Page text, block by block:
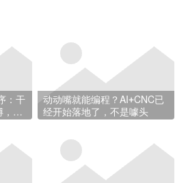
：干
，经
动动嘴就能编程？AI+CNC已
经开始落地了，不是噱头